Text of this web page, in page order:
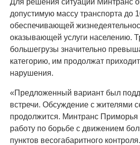
Для решения ситуации Минтранс
допустимую массу транспорта до
обеспечивающей
оказывающей услуги населению.
большегрузы значительно
категорию, им продолжат
нарушения.
«Предложенный вариант был
встречи. Обсуждение с жителями
продолжится. Минтранс Приморья
работу по борьбе с движением
пунктов весогабаритного